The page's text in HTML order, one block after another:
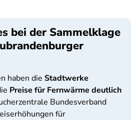
bei der Sammelklage
haben die Stadtwerke
Preise für Fernwärme deutlich
Bundesverband
für